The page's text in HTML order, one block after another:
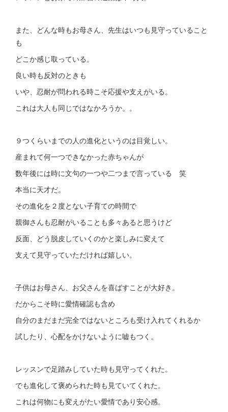
また、どんな時もお母さん、先生はいつも見守っていること
も
どこか感じ取っている。
良い時も反対のときも
いや、忍耐が問われる時こそ応援や支えがいる。
これは大人も同じではなかろうか。。
９つくらいまでの人の進化というのは目覚しい。
産まれて何一つできなかった赤ちゃんが
数年後には時に文句の一つや二つまで言っている 笑
本当に天才だ。
その進化を２度とない子育ての時間で
親御さんも忍耐がいることも多々あると思うけど
反面、どう脱皮していくのかと楽しみに変えて
支えて見守っていただければ嬉しい。
子供はお母さん、お父さんを喜ばすことが大好き。
だからこそ時に愛情確認も含め
自分のまだまだ完全ではないところも受け入れてくれるか
試したり、心配をかけないように嘘もつく。
レッスンで足踏みしていた時も見守ってくれた。
でも進化して褒められた時も見ていてくれた。
これは何物にも変えがたい愛情であり安心感。